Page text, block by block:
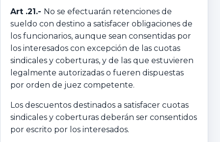
Art .21.- No se efectuarán retenciones de
sueldo con destino a satisfacer obligaciones de
los funcionarios, aunque sean consentidas por
los interesados con excepción de las cuotas
sindicales y coberturas, y de las que estuvieren
legalmente autorizadas o fueren dispuestas
por orden de juez competente.
Los descuentos destinados a satisfacer cuotas
sindicales y coberturas deberán ser consentidos
por escrito por los interesados.